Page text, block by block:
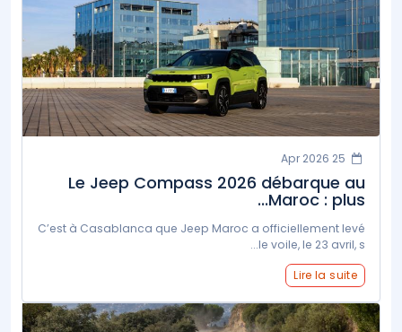
Le Jeep Compass 2026 débarque au
Maroc : plus...
C’est à Casablanca que Jeep Maroc a officiellement levé
le voile, le 23 avril, s...
Lire la suite